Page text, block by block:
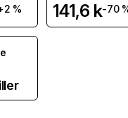
% 141,6 k-70